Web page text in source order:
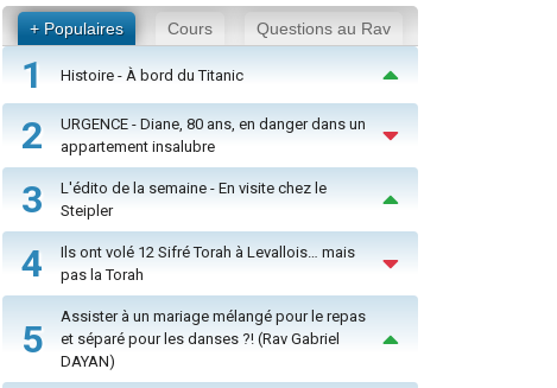
+ Populaires Cours Questions au Rav
1 Histoire - À bord du Titanic
2
URGENCE - Diane, 80 ans, en danger dans un
appartement insalubre
3
L'édito de la semaine - En visite chez le
Steipler
4
Ils ont volé 12 Sifré Torah à Levallois… mais
pas la Torah
5
Assister à un mariage mélangé pour le repas
et séparé pour les danses ?! (Rav Gabriel
DAYAN)